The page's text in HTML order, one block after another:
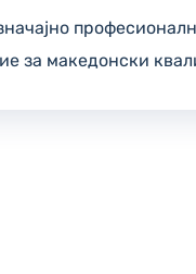
за македонски